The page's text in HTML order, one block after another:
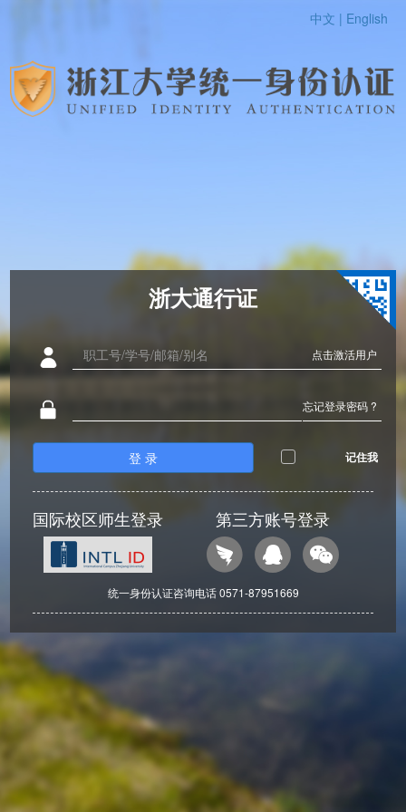
中文 | English
浙大通行证
点击激活用户
忘记登录密码 ?
登 录 记住我
国际校区师生登录 第三方账号登录
统一身份认证咨询电话 0571-87951669